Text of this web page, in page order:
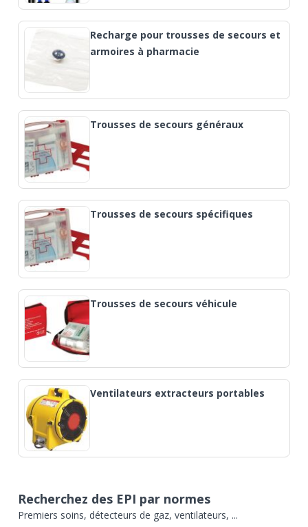
Recharge pour trousses de secours et
armoires à pharmacie
Trousses de secours généraux
Trousses de secours spécifiques
Trousses de secours véhicule
Ventilateurs extracteurs portables
Recherchez des EPI par normes
Premiers soins, détecteurs de gaz, ventilateurs, ...